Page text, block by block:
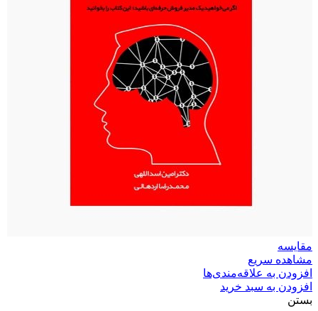
مقایسه
مشاهده سریع
افزودن به علاقه‌مندی‌ها
افزودن به سبد خرید
بستن